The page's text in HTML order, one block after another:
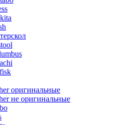
оригинальные
не оригинальные